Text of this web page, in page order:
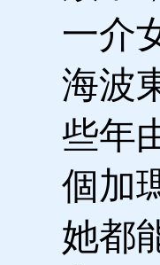
一介
海波
些年
個加
她都